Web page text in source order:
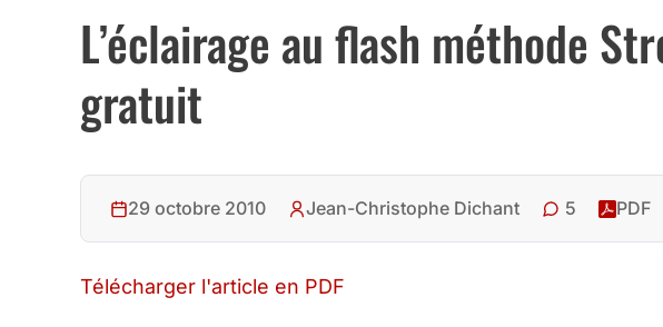
L’éclairage au flash méthode
gratuit
29 octobre 2010 Jean-Christophe Dichant 5 PDF
Télécharger l'article en PDF